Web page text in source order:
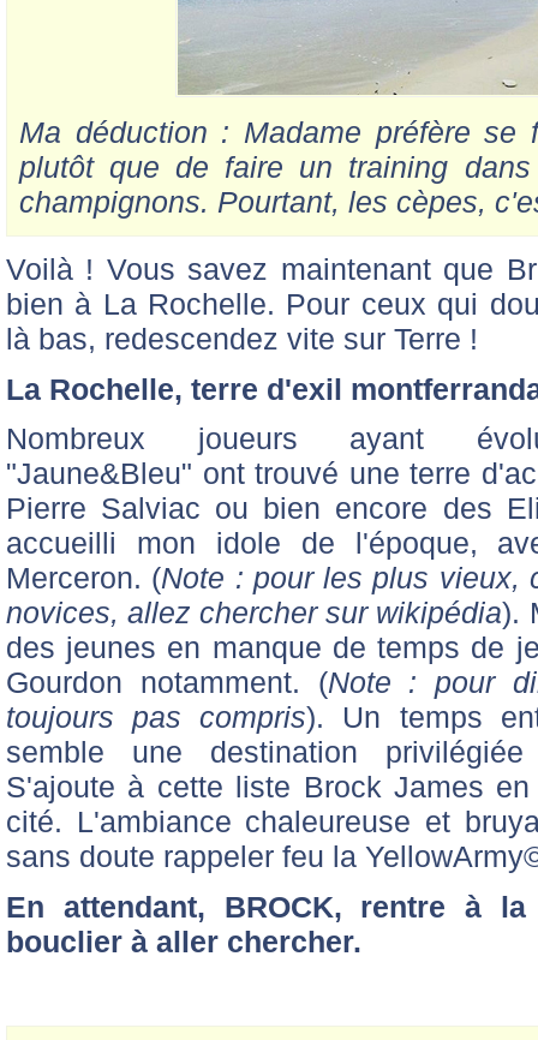
Ma déduction : Madame préfère
plutôt que de faire un training
champignons. Pourtant, les cèpes,
Voilà ! Vous savez maintenant que
bien à La Rochelle. Pour ceux qui
là bas, redescendez vite sur Terre !
La Rochelle, terre d'exil
Nombreux joueurs ayant
"Jaune&Bleu" ont trouvé une terre
Pierre Salviac ou bien encore des
accueilli mon idole de l'époque,
Merceron. (Note : pour les plus vieux,
novices, allez chercher sur wikipédia).
des jeunes en manque de temps de
Gourdon notamment. (Note : pour
toujours pas compris). Un temps
semble une destination
S'ajoute à cette liste Brock James
cité. L'ambiance chaleureuse et
sans doute rappeler feu la
En attendant, BROCK, rentre à
bouclier à aller chercher.